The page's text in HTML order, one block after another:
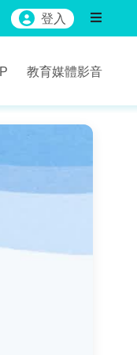
登入
教育媒體影音